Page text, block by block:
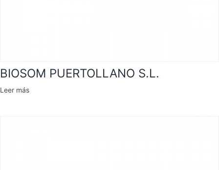
BIOSOM PUERTOLLANO S.L.
Leer más